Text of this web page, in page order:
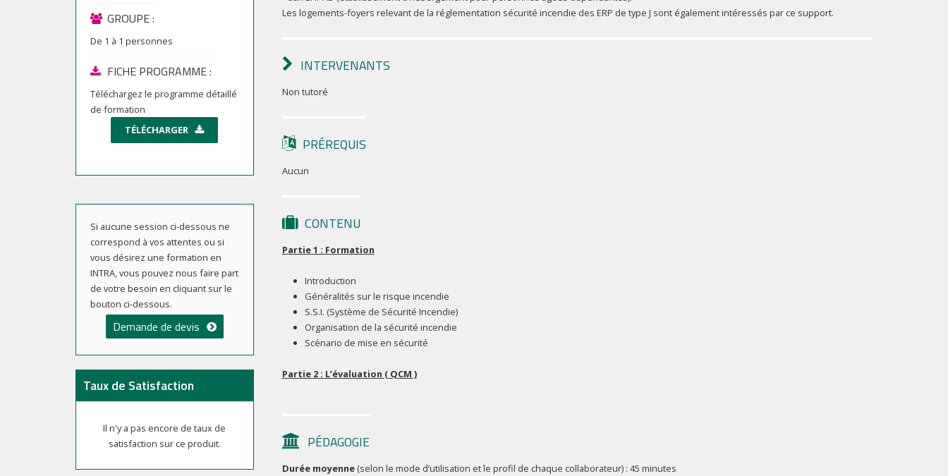
GROUPE :
De 1 à 1 personnes
FICHE PROGRAMME :
Téléchargez le programme détaillé
de formation
TÉLÉCHARGER
Si aucune session ci-dessous ne
correspond à vos attentes ou si
vous désirez une formation en
INTRA, vous pouvez nous faire part
de votre besoin en cliquant sur le
bouton ci-dessous.
Demande de devis
Taux de Satisfaction
Il n'y a pas encore de taux de
satisfaction sur ce produit.
Les logements-foyers relevant de la réglementation sécurité incendie des ERP de type J sont également intéressés par ce support.
INTERVENANTS
Non tutoré
PRÉREQUIS
Aucun
CONTENU
Partie 1 : Formation
Introduction
Généralités sur le risque incendie
S.S.I. (Système de Sécurité Incendie)
Organisation de la sécurité incendie
Scénario de mise en sécurité
Partie 2 : L’évaluation ( QCM )
PÉDAGOGIE
Durée moyenne (selon le mode d’utilisation et le profil de chaque collaborateur) : 45 minutes